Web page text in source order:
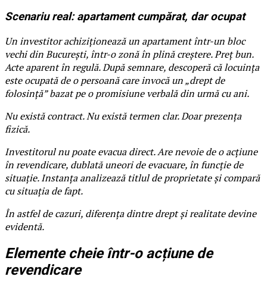
Scenariu real: apartament cumpărat, dar ocupat
Un investitor achiziționează un apartament într-un bloc
vechi din București, într-o zonă în plină creștere. Preț bun.
Acte aparent în regulă. După semnare, descoperă că locuința
este ocupată de o persoană care invocă un „drept de
folosință” bazat pe o promisiune verbală din urmă cu ani.
Nu există contract. Nu există termen clar. Doar prezența
fizică.
Investitorul nu poate evacua direct. Are nevoie de o acțiune
în revendicare, dublată uneori de evacuare, în funcție de
situație. Instanța analizează titlul de proprietate și compară
cu situația de fapt.
În astfel de cazuri, diferența dintre drept și realitate devine
evidentă.
Elemente cheie într-o acțiune de
revendicare